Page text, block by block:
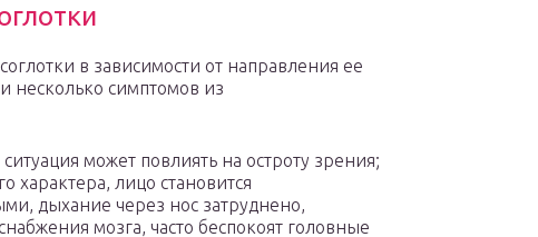
в зависимости от направления ее
несколько симптомов из
может повлиять на остроту зрения;
характера, лицо становится
дыхание через нос затруднено,
мозга, часто беспокоят головные